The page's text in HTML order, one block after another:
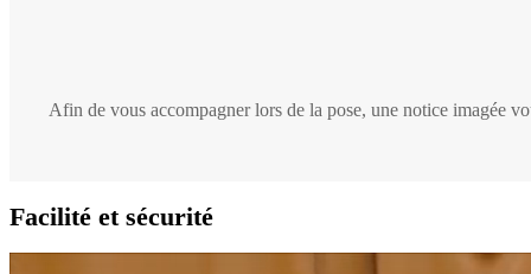
Afin de vous accompagner lors de la pose, une notice imagée
Facilité et sécurité